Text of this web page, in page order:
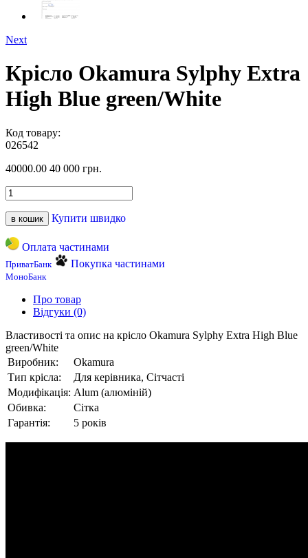
Next
Крісло Okamura Sylphy Extra
High Blue green/White
Код товару:
026542
40000.00 40 000 грн.
в кошик Купити швидко
Оплата частинами
ПриватБанк Покупка частинами
МоноБанк
Про товар
Відгуки (0)
Властивості та опис на крісло Okamura Sylphy Extra High Blue
green/White
Виробник:
Okamura
Тип крісла:
Для керівника, Сітчасті
Модифікація: Alum (алюміній)
Обивка:
Сітка
Гарантія:
5 років